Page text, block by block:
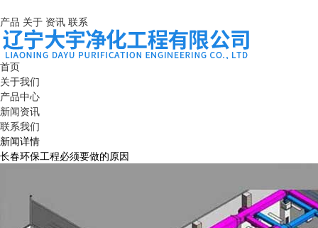
产品 关于 资讯 联系
首页
关于我们
产品中心
新闻资讯
联系我们
新闻详情
长春环保工程必须要做的原因